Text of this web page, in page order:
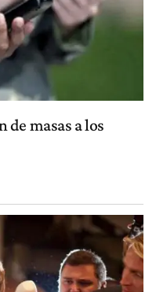
de masas a los